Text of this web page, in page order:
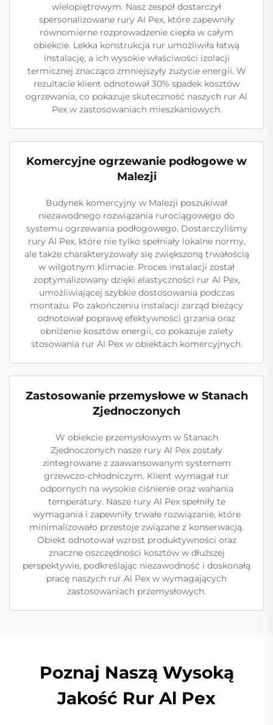
wielopiętrowym. Nasz zespół dostarczył
spersonalizowane rury Al Pex, które zapewniły
równomierne rozprowadzenie ciepła w całym
obiekcie. Lekka konstrukcja rur umożliwiła łatwą
instalację, a ich wysokie właściwości izolacji
termicznej znacząco zmniejszyły zużycie energii. W
rezultacie klient odnotował 30% spadek kosztów
ogrzewania, co pokazuje skuteczność naszych rur Al
Pex w zastosowaniach mieszkaniowych.
Komercyjne ogrzewanie podłogowe w
Malezji
Budynek komercyjny w Malezji poszukiwał
niezawodnego rozwiązania rurociągowego do
systemu ogrzewania podłogowego. Dostarczyliśmy
rury Al Pex, które nie tylko spełniały lokalne normy,
ale także charakteryzowały się zwiększoną trwałością
w wilgotnym klimacie. Proces instalacji został
zoptymalizowany dzięki elastyczności rur Al Pex,
umożliwiającej szybkie dostosowania podczas
montażu. Po zakończeniu instalacji zarząd bieżący
odnotował poprawę efektywności grzania oraz
obniżenie kosztów energii, co pokazuje zalety
stosowania rur Al Pex w obiektach komercyjnych.
Zastosowanie przemysłowe w Stanach
Zjednoczonych
W obiekcie przemysłowym w Stanach
Zjednoczonych nasze rury Al Pex zostały
zintegrowane z zaawansowanym systemem
grzewczo-chłodniczym. Klient wymagał rur
odpornych na wysokie ciśnienie oraz wahania
temperatury. Nasze rury Al Pex spełniły te
wymagania i zapewniły trwałe rozwiązanie, które
minimalizowało przestoje związane z konserwacją.
Obiekt odnotował wzrost produktywności oraz
znaczne oszczędności kosztów w dłuższej
perspektywie, podkreślając niezawodność i doskonałą
pracę naszych rur Al Pex w wymagających
zastosowaniach przemysłowych.
Poznaj Naszą Wysoką
Jakość Rur Al Pex